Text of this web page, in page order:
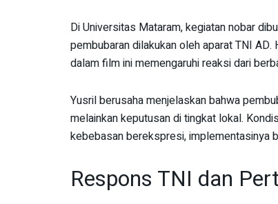
Di Universitas Mataram, kegiatan nobar
pembubaran dilakukan oleh aparat TNI
dalam film ini memengaruhi reaksi dari
Yusril berusaha menjelaskan bahwa
melainkan keputusan di tingkat lokal.
kebebasan berekspresi, implementasinya
Respons TNI dan